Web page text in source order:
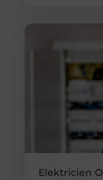
Elektricien